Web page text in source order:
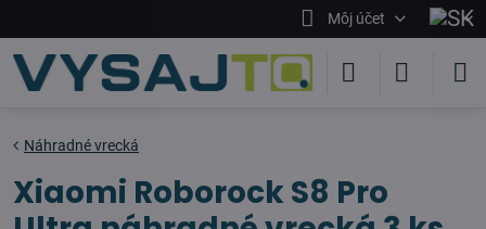
Môj účet
Náhradné vrecká
Xiaomi Roborock S8 Pro